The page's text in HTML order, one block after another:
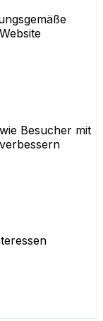
Besucher mit